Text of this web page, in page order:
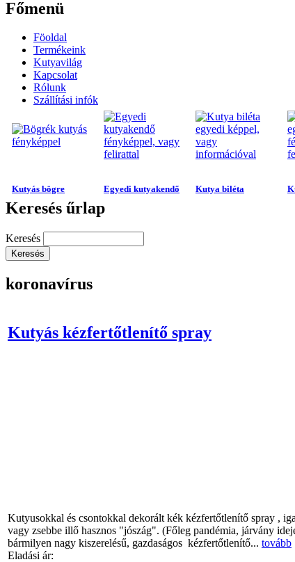
Főmenü
Föoldal
Termékeink
Kutyavilág
Kapcsolat
Rólunk
Szállítási infók
Kutyás bögre Egyedi kutyakendő Kutya biléta
Keresés űrlap
Keresés
koronavírus
Kutyás kézfertőtlenítő spray
Kutyusokkal és csontokkal dekorált kék kézfertőtlenítő spray ,
vagy zsebbe illő hasznos "jószág". (Főleg pandémia, járvány
bármilyen nagy kiszerelésű, gazdaságos kézfertőtlenítő... tovább
Eladási ár: